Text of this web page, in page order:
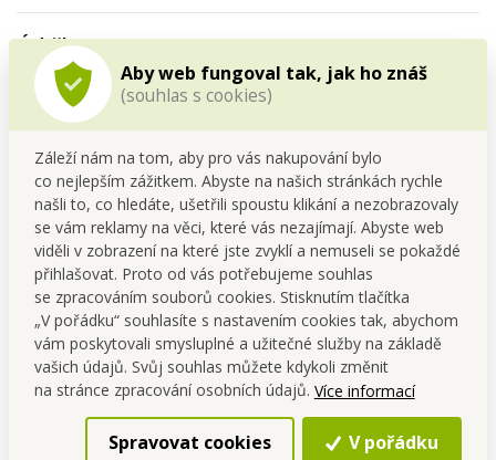
Aby web fungoval tak, jak ho znáš
(souhlas s cookies)
Záleží nám na tom, aby pro vás nakupování bylo
co nejlepším zážitkem. Abyste na našich stránkách rychle
našli to, co hledáte, ušetřili spoustu klikání a nezobrazovaly
se vám reklamy na věci, které vás nezajímají. Abyste web
viděli v zobrazení na které jste zvyklí a nemuseli se pokaždé
přihlašovat. Proto od vás potřebujeme souhlas
se zpracováním souborů cookies. Stisknutím tlačítka
„V pořádku“ souhlasíte s nastavením cookies tak, abychom
vám poskytovali smysluplné a užitečné služby na základě
vašich údajů. Svůj souhlas můžete kdykoli změnit
na stránce zpracování osobních údajů. Více informací
Spravovat cookies V pořádku
Údržba
Stačí otřít vlhkým hadříkem nebo jemně vysát.
Nevystavovat extrémnímu zatížení, aby si organizér
zachoval tvar.
FAQ – nejčastější dotazy
1. Kolik kusů je v balení?
V balení najdeš 4 ks, které můžeš použít samostatně nebo je
spojit do většího celku.
2. Hodí se i do úzkých šuplíků?
Ano, díky možnosti spojování a modulární konstrukci se
přizpůsobí různým velikostem zásuvek.
3. Lze organizér kombinovat s jinými výrobky?
Ano, ideálně s prádloštosem DA27251 pro dokonalý systém